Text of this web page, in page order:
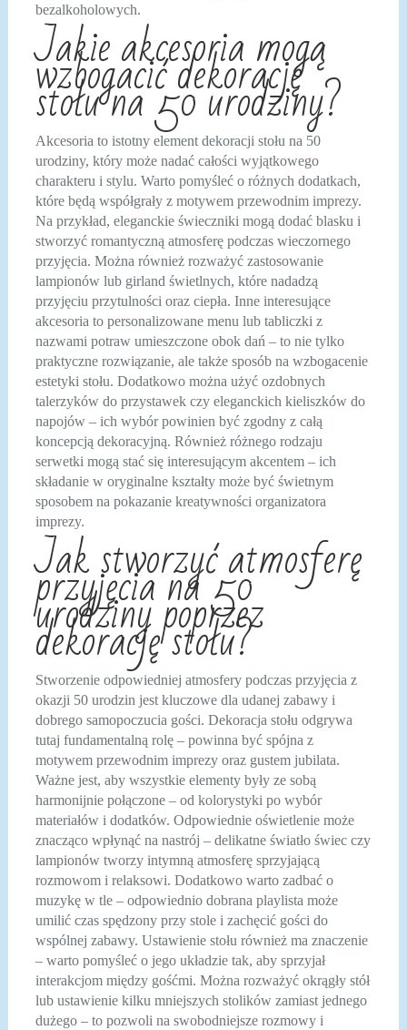
bezalkoholowych.
Jakie akcesoria mogą
wzbogacić dekorację
stołu na 50 urodziny?
Akcesoria to istotny element dekoracji stołu na 50
urodziny, który może nadać całości wyjątkowego
charakteru i stylu. Warto pomyśleć o różnych dodatkach,
które będą współgrały z motywem przewodnim imprezy.
Na przykład, eleganckie świeczniki mogą dodać blasku i
stworzyć romantyczną atmosferę podczas wieczornego
przyjęcia. Można również rozważyć zastosowanie
lampionów lub girland świetlnych, które nadadzą
przyjęciu przytulności oraz ciepła. Inne interesujące
akcesoria to personalizowane menu lub tabliczki z
nazwami potraw umieszczone obok dań – to nie tylko
praktyczne rozwiązanie, ale także sposób na wzbogacenie
estetyki stołu. Dodatkowo można użyć ozdobnych
talerzyków do przystawek czy eleganckich kieliszków do
napojów – ich wybór powinien być zgodny z całą
koncepcją dekoracyjną. Również różnego rodzaju
serwetki mogą stać się interesującym akcentem – ich
składanie w oryginalne kształty może być świetnym
sposobem na pokazanie kreatywności organizatora
imprezy.
Jak stworzyć atmosferę
przyjęcia na 50
urodziny poprzez
dekorację stołu?
Stworzenie odpowiedniej atmosfery podczas przyjęcia z
okazji 50 urodzin jest kluczowe dla udanej zabawy i
dobrego samopoczucia gości. Dekoracja stołu odgrywa
tutaj fundamentalną rolę – powinna być spójna z
motywem przewodnim imprezy oraz gustem jubilata.
Ważne jest, aby wszystkie elementy były ze sobą
harmonijnie połączone – od kolorystyki po wybór
materiałów i dodatków. Odpowiednie oświetlenie może
znacząco wpłynąć na nastrój – delikatne światło świec czy
lampionów tworzy intymną atmosferę sprzyjającą
rozmowom i relaksowi. Dodatkowo warto zadbać o
muzykę w tle – odpowiednio dobrana playlista może
umilić czas spędzony przy stole i zachęcić gości do
wspólnej zabawy. Ustawienie stołu również ma znaczenie
– warto pomyśleć o jego układzie tak, aby sprzyjał
interakcjom między gośćmi. Można rozważyć okrągły stół
lub ustawienie kilku mniejszych stolików zamiast jednego
dużego – to pozwoli na swobodniejsze rozmowy i